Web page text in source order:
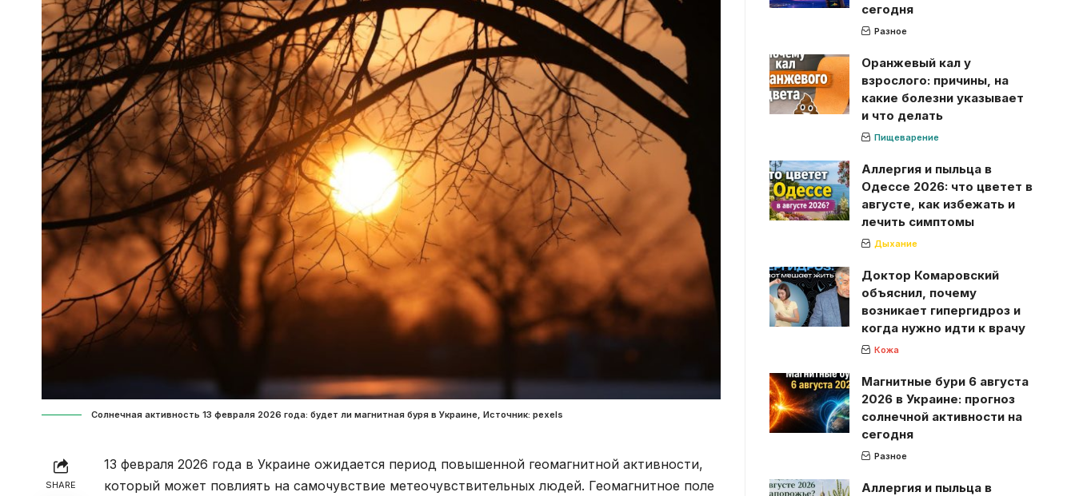
Солнечная активность 13 февраля 2026 года: будет ли магнитная буря в Украине, Источник: pexels
SHARE
13 февраля 2026 года в Украине ожидается период повышенной геомагнитной активности,
который может повлиять на самочувствие метеочувствительных людей. Геомагнитное поле
сегодня
Разное
Оранжевый кал у
взрослого: причины, на
какие болезни указывает
и что делать
Пищеварение
Аллергия и пыльца в
Одессе 2026: что цветет в
августе, как избежать и
лечить симптомы
Дыхание
Доктор Комаровский
объяснил, почему
возникает гипергидроз и
когда нужно идти к врачу
Кожа
Магнитные бури 6 августа
2026 в Украине: прогноз
солнечной активности на
сегодня
Разное
Аллергия и пыльца в